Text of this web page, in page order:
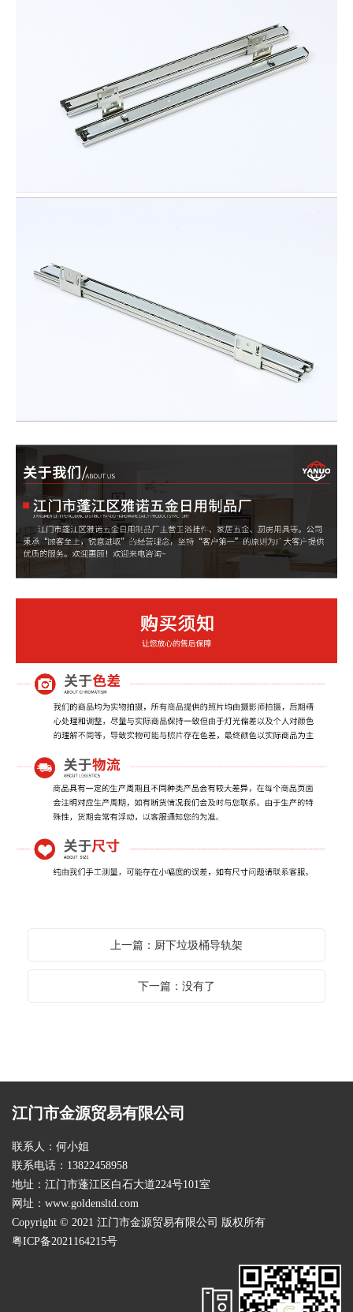
上一篇：厨下垃圾桶导轨架
下一篇：没有了
江门市金源贸易有限公司
联系人：何小姐
联系电话：13822458958
地址：江门市蓬江区白石大道224号101室
网址： www.goldensltd.com
Copyright © 2021 江门市金源贸易有限公司 版权所有
粤ICP备2021164215号